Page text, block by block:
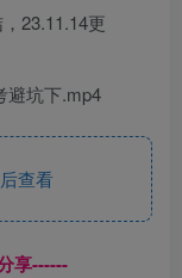
23.11.14更
避坑下.mp4
查看
享------